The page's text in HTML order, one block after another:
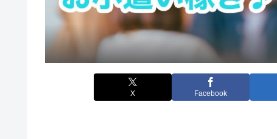
X Facebook